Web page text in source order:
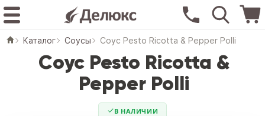
Каталог Соусы Соус Pesto Ricotta & Pepper Polli
Соус Pesto Ricotta &
Pepper Polli
В НАЛИЧИИ